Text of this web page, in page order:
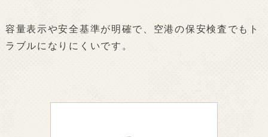
容量表示や安全基準が明確で、空港の保安検査でもト
ラブルになりにくいです。